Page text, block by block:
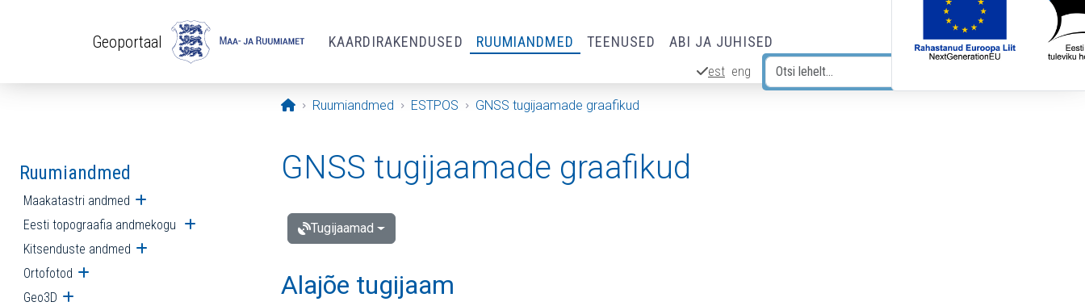
Geoportaal KAARDIRAKENDUSED RUUMIANDMED TEENUSED ABI JA JUHISED
est eng
Avaleht
Ruumiandmed ESTPOS GNSS tugijaamade graafikud
Ruumiandmed
Maakatastri andmed Ava alammenüü
Eesti topograafia andmekogu Ava alammenüü
Kitsenduste andmed Ava alammenüü
Ortofotod Ava alammenüü
Geo3D Ava alammenüü
GNSS tugijaamade graafikud
Tugijaamad
Alajõe tugijaam